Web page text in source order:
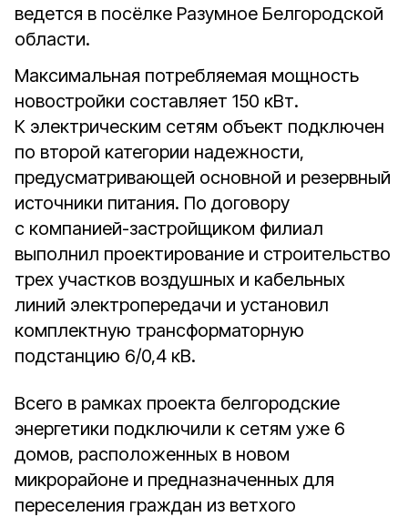
ведется в посёлке Разумное Белгородской
области.
Максимальная потребляемая мощность
новостройки составляет 150 кВт.
К электрическим сетям объект подключен
по второй категории надежности,
предусматривающей основной и резервный
источники питания. По договору
с компанией-застройщиком филиал
выполнил проектирование и строительство
трех участков воздушных и кабельных
линий электропередачи и установил
комплектную трансформаторную
подстанцию 6/0,4 кВ.
Всего в рамках проекта белгородские
энергетики подключили к сетям уже 6
домов, расположенных в новом
микрорайоне и предназначенных для
переселения граждан из ветхого